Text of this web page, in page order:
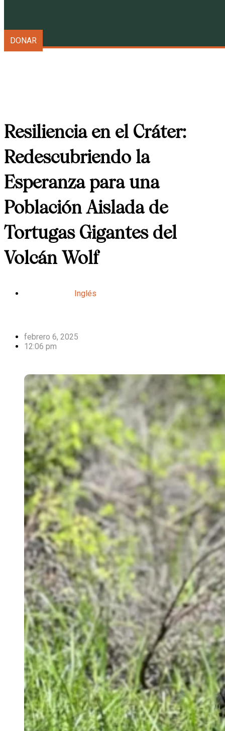
DONAR
Resiliencia en el Cráter:
Redescubriendo la
Esperanza para una
Población Aislada de
Tortugas Gigantes del
Volcán Wolf
Inglés
febrero 6, 2025
12:06 pm